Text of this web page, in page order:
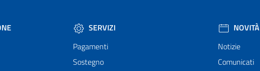
SERVIZI
Pagamenti
Sostegno
NOVITÀ
Notizie
Comunicati